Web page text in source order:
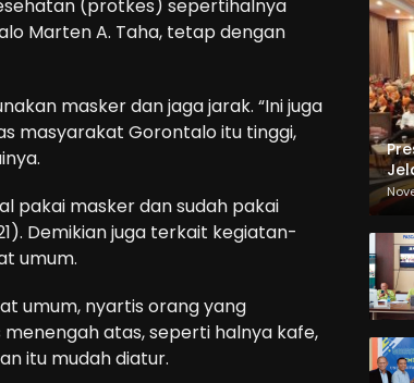
(protkes) sepertihalnya
Marten A. Taha, tetap dengan
masker dan jaga jarak. “Ini juga
masyarakat Gorontalo itu tinggi,
pakai masker dan sudah pakai
Demikian juga terkait kegiatan-
umum.
umum, nyartis orang yang
atas, seperti halnya kafe,
itu mudah diatur.